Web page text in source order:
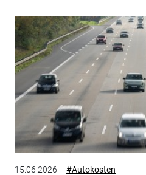
15.06.2026 #Autokosten